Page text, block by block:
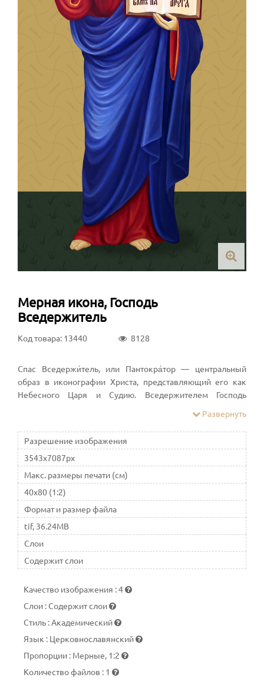
Мерная икона, Господь
Вседержитель
Код товара: 13440 8128
Спас Вседержи́тель, или Пантокра́тор — центральный
образ в иконографии Христа, представляющий его как
Небесного Царя и Судию. Вседержителем Господь
Спаситель может изображаться в рост, сидя на троне, по
пояс, или погрудно
Развернуть
Разрешение изображения
3543x7087px
Макс. размеры печати (см)
40x80 (1:2)
Формат и размер файла
tif, 36.24MB
Слои
Содержит слои
Качество изображения :4
Слои :Содержит слои
Стиль : Академический
Язык : Церковнославянский
Пропорции : Мерные, 1:2
Количество файлов : 1